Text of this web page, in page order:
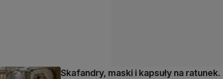
Skafandry, maski i kapsuły na ratunek.